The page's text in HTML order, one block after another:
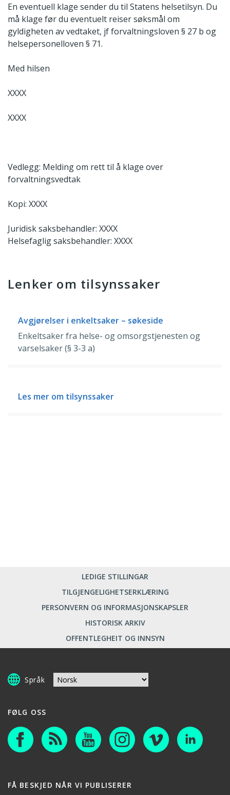
En eventuell klage sender du til Statens helsetilsyn. Du
må klage før du eventuelt reiser søksmål om
gyldigheten av vedtaket, jf forvaltningsloven § 27 b og
helsepersonelloven § 71.
Med hilsen
XXXX
XXXX
Vedlegg: Melding om rett til å klage over
forvaltningsvedtak
Kopi: XXXX
Juridisk saksbehandler: XXXX
Helsefaglig saksbehandler: XXXX
Lenker om tilsynssaker
Avgjørelser i enkeltsaker – søkeside
Enkeltsaker fra helse- og omsorgstjenesten og
varselsaker (§ 3-3 a)
Les mer om tilsynssaker
LEDIGE STILLINGAR
TILGJENGELIGHETSERKLÆRING
PERSONVERN OG INFORMASJONSKAPSLER
HISTORISK ARKIV
OFFENTLEGHEIT OG INNSYN
Språk
FØLG OSS
FÅ BESKJED NÅR VI PUBLISERER